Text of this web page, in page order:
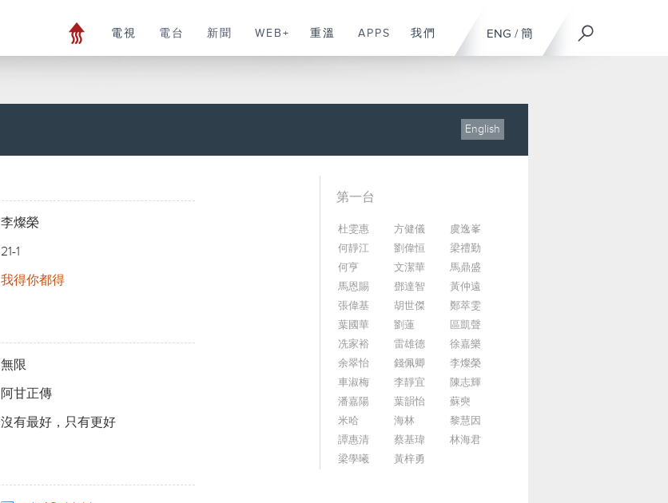
ENG / 簡
電視 電台 新聞 WEB+ 重溫 APPS 我們
English
李燦榮
21-1
我得你都得
無限
阿甘正傳
沒有最好，只有更好
第一台
杜雯惠 方健儀
虞逸峯
何靜江
劉偉恒
梁禮勤
何亨
文潔華
馬鼎盛
馬恩賜
鄧達智
黃仲遠
張偉基
胡世傑
鄭萃雯
葉國華
劉蓮
區凱聲
冼家裕
雷雄德
徐嘉樂
余翠怡
錢佩卿
李燦榮
車淑梅
李靜宜
陳志輝
潘嘉陽
葉韻怡
蘇奭
米哈
海林
黎慧因
譚惠清
蔡基瑋
林海君
梁學曦
黃梓勇